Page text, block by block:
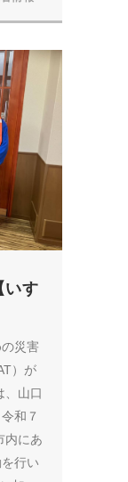
す
災害
）が
、山口
和７
内にあ
行い